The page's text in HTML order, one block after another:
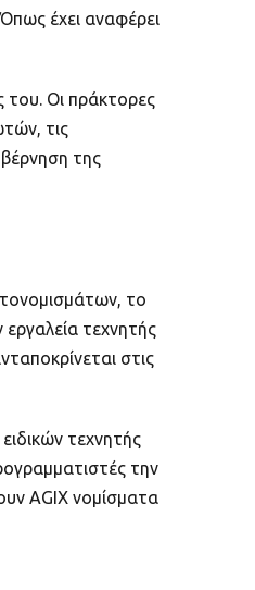
έχει αναφέρει
του. Οι πράκτορες
τις
της
το
τεχνητής
στις
τεχνητής
την
AGIX νομίσματα